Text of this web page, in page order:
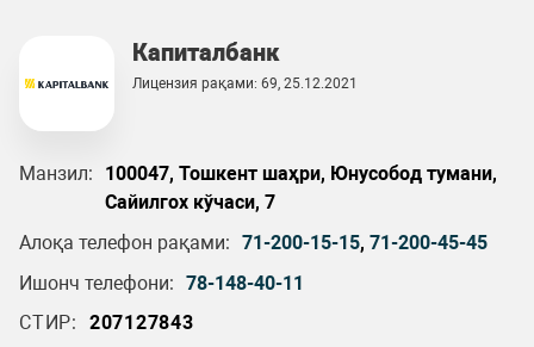
Капиталбанк
Лицензия рақами: 69, 25.12.2021
Манзил:
100047, Тошкент шаҳри, Юнусобод тумани,
Сайилгох кўчаси, 7
Алоқа телефон рақами: 71-200-15-15, 71-200-45-45
Ишонч телефони: 78-148-40-11
СТИР:
207127843